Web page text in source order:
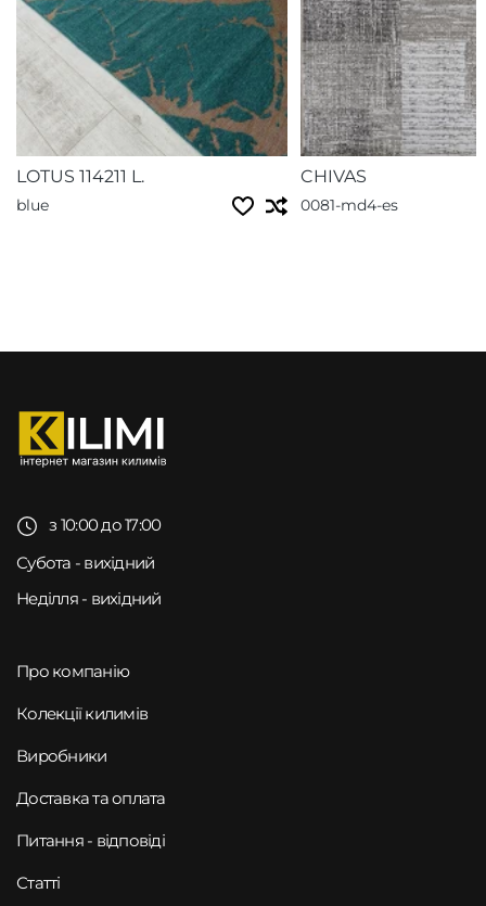
LOTUS 114211 L.
blue
CHIVAS
0081-md4-es
з 10:00 до 17:00
Субота - вихідний
Неділля - вихідний
Про компанію
Колекції килимів
Виробники
Доставка та оплата
Питання - відповіді
Статті